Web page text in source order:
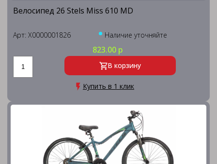
Велосипед 26 Stels Miss 610 MD
Арт: X0000001826 Наличие уточняйте
823.00 р
В корзину
Купить в 1 клик